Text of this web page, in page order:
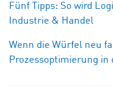
Fünf Tipps: So wird
Industrie & Handel
Wenn die Würfel neu
Prozessoptimierung in